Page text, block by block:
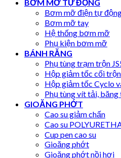
BƠM MỠ TỰ ĐỘNG
Bơm mỡ điện tự
Bơm mỡ tay
Hệ thống bơm mỡ
Phụ kiện bơm mỡ
BÁNH RĂNG
Phụ tùng trạm trộn
Hộp giảm tốc cối trộn
Hộp giảm tốc Cyclo
Phụ tùng vít tải, băng
GIOĂNG PHỚT
Cao su giảm chấn
Cao su
Cup pen cao su
Gioăng phớt
Gioăng phớt nồi hơi